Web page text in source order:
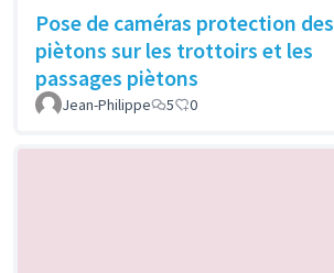
Pose de caméras protection des
piètons sur les trottoirs et les
passages piètons
Jean-Philippe 5 0